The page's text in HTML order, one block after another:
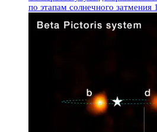
по этапам солнечного затмения